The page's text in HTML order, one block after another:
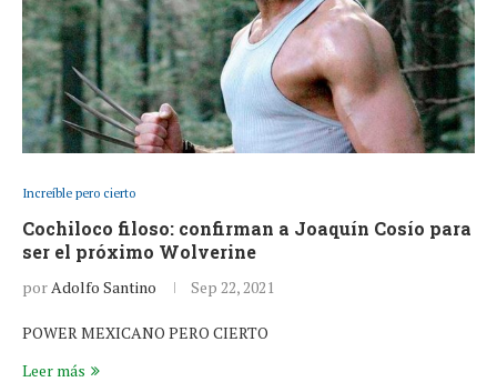
Increíble pero cierto
Cochiloco filoso: confirman a Joaquín Cosío para
ser el próximo Wolverine
porAdolfo Santino Sep 22, 2021
POWER MEXICANO PERO CIERTO
Leer más